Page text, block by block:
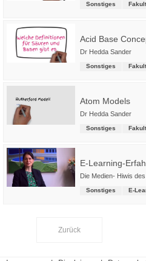
Sonstiges
Acid Base
Dr Hedda Sander
Sonstiges
Atom Models
Dr Hedda Sander
Sonstiges
E-Learning-
Die Medien- Hiwis des
Sonstiges E-
Zurück